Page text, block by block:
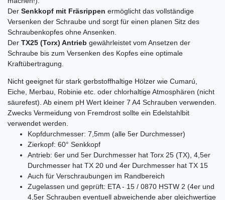
Der Senkkopf mit Fräsrippen ermöglicht das vollständige
Versenken der Schraube und sorgt für einen planen Sitz des
Schraubenkopfes ohne Ansenken.
Der TX25 (Torx) Antrieb gewährleistet vom Ansetzen der
Schraube bis zum Versenken des Kopfes eine optimale
Kraftübertragung.
Nicht geeignet für stark gerbstoffhaltige Hölzer wie Cumarú,
Eiche, Merbau, Robinie etc. oder chlorhaltige Atmosphären (nicht
säurefest). Ab einem pH Wert kleiner 7 A4 Schrauben verwenden.
Zwecks Vermeidung von Fremdrost sollte ein Edelstahlbit
verwendet werden.
Kopfdurchmesser: 7,5mm (alle 5er Durchmesser)
Zierkopf: 60° Senkkopf
Antrieb: 6er und 5er Durchmesser hat Torx 25 (TX), 4,5er
Durchmesser hat TX 20 und 4er Durchmesser hat TX 15
Auch für Verschraubungen im Randbereich
Zugelassen und geprüft: ETA - 15 / 0870 HSTW 2 (4er und
4,5er Schrauben eventuell abweichende aber gleichwertige